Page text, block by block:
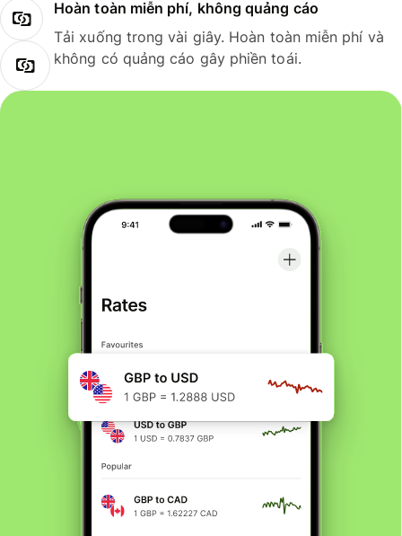
Hoàn toàn miễn phí, không quảng cáo
Tải xuống trong vài giây. Hoàn toàn miễn phí và
không có quảng cáo gây phiền toái.